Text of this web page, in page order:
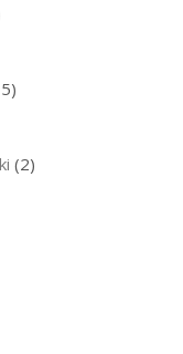
(2)